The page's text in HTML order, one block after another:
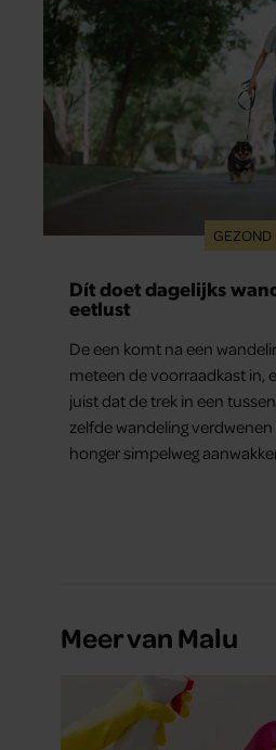
GEZOND
Dít doet dagelijks
eetlust
De een komt na een
meteen de voorraadkast in,
juist dat de trek in een
zelfde wandeling
honger simpelweg
Meer van Malu